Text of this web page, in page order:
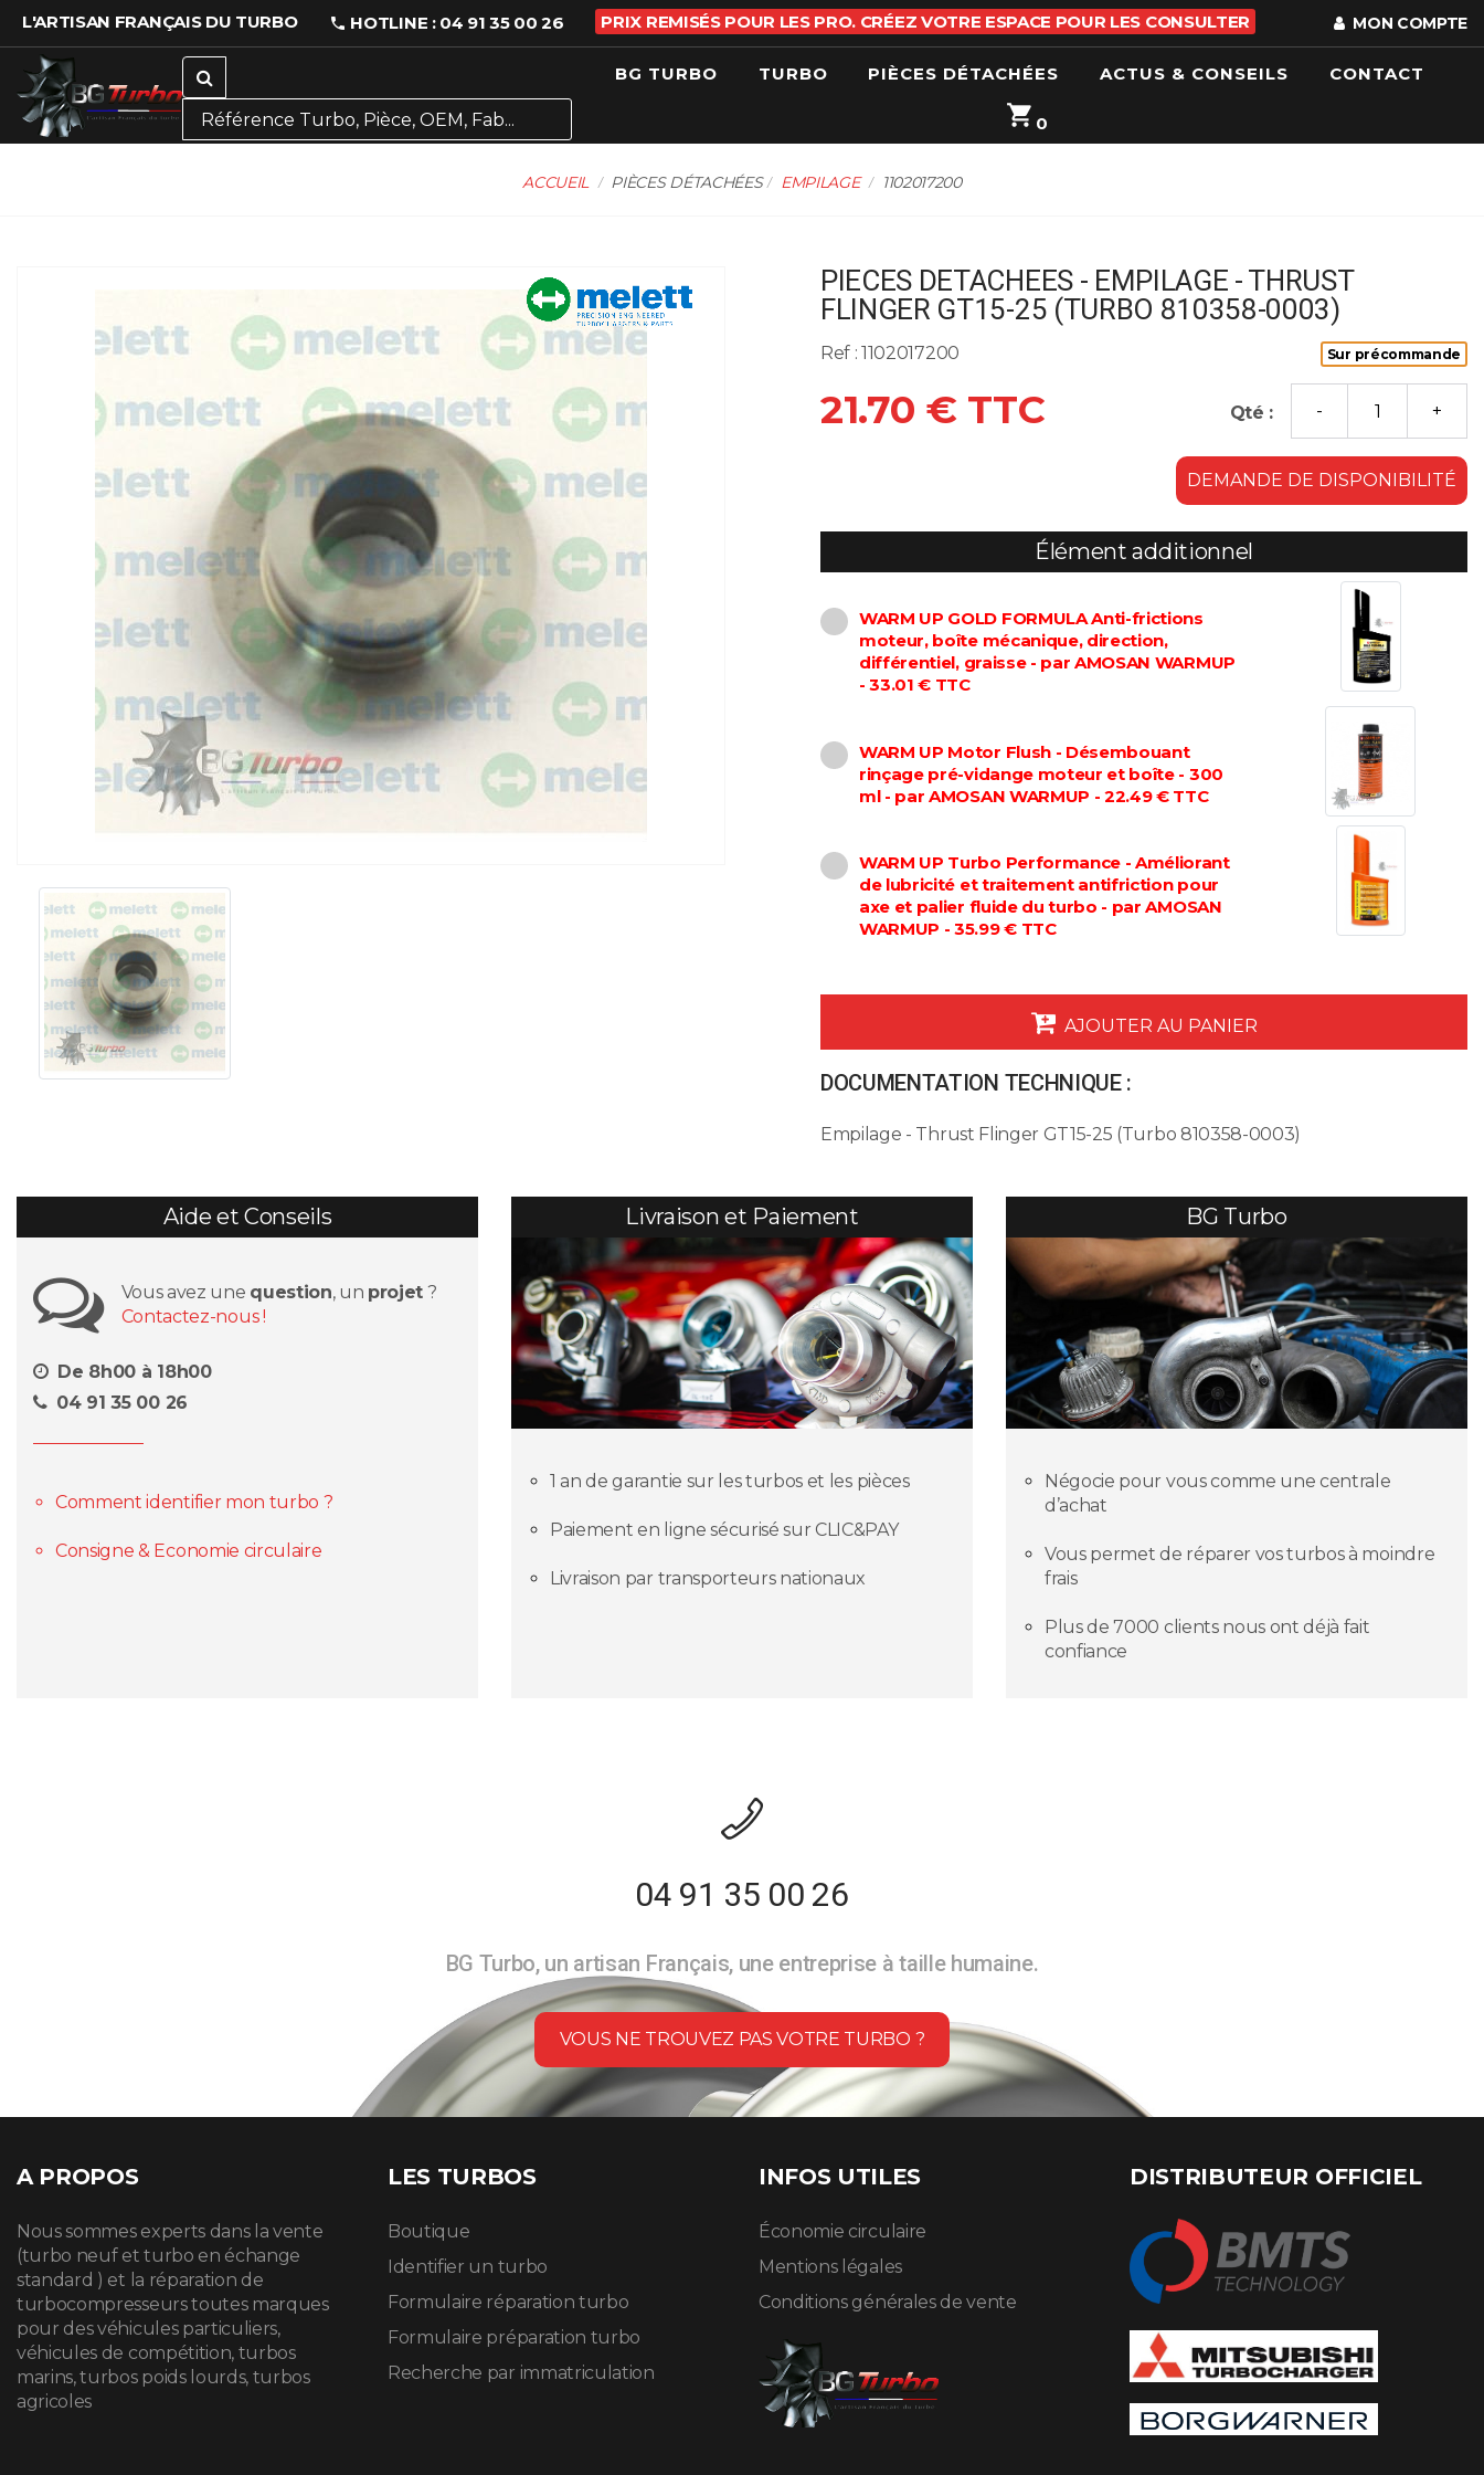
L'ARTISAN FRANÇAIS DU TURBO HOTLINE : 04 91 35 00 26 PRIX REMISÉS POUR LES PRO. CRÉEZ VOTRE ESPACE POUR LES CONSULTER MON COMPTE
BG TURBO TURBO PIÈCES DÉTACHÉES ACTUS & CONSEILS CONTACT
0
ACCUEIL PIÈCES DÉTACHÉES EMPILAGE 1102017200
PIECES DETACHEES - EMPILAGE - THRUST
FLINGER GT15-25 (TURBO 810358-0003)
Ref : 1102017200 Sur précommande
21.70 € TTC Qté :
DEMANDE DE DISPONIBILITÉ
Élément additionnel
WARM UP GOLD FORMULA Anti-frictions
moteur, boîte mécanique, direction,
différentiel, graisse - par AMOSAN WARMUP
- 33.01 € TTC
WARM UP Motor Flush - Désembouant
rinçage pré-vidange moteur et boîte - 300
ml - par AMOSAN WARMUP - 22.49 € TTC
WARM UP Turbo Performance - Améliorant
de lubricité et traitement antifriction pour
axe et palier fluide du turbo - par AMOSAN
WARMUP - 35.99 € TTC
AJOUTER AU PANIER
DOCUMENTATION TECHNIQUE :
Empilage - Thrust Flinger GT15-25 (Turbo 810358-0003)
Aide et Conseils
Vous avez une question, un projet ?
Contactez-nous !
De 8h00 à 18h00
04 91 35 00 26
Comment identifier mon turbo ?
Consigne & Economie circulaire
Livraison et Paiement
1 an de garantie sur les turbos et les pièces
Paiement en ligne sécurisé sur CLIC&PAY
Livraison par transporteurs nationaux
BG Turbo
Négocie pour vous comme une centrale
d’achat
Vous permet de réparer vos turbos à moindre
frais
Plus de 7000 clients nous ont déjà fait
confiance
04 91 35 00 26
BG Turbo, un artisan Français, une entreprise à taille humaine.
VOUS NE TROUVEZ PAS VOTRE TURBO ?
A PROPOS
Nous sommes experts dans la vente
(turbo neuf et turbo en échange
standard ) et la réparation de
turbocompresseurs toutes marques
pour des véhicules particuliers,
véhicules de compétition, turbos
marins, turbos poids lourds, turbos
agricoles
LES TURBOS
Boutique
Identifier un turbo
Formulaire réparation turbo
Formulaire préparation turbo
Recherche par immatriculation
INFOS UTILES
Économie circulaire
Mentions légales
Conditions générales de vente
DISTRIBUTEUR OFFICIEL